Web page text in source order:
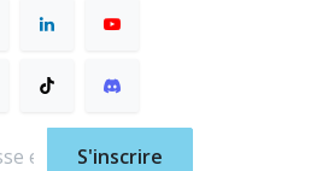
S'inscrire